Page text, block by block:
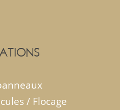
/ Flocage